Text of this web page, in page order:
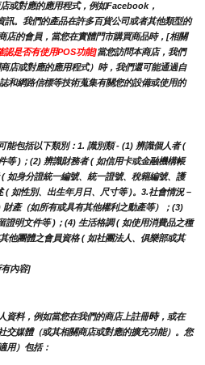
或對應的應用程式，例如Facebook，
。我們的產品在許多百貨公司或者其他類型的
店的會員，當您在實體門市購買商品時，[相關
認是否有使用POS功能]當您訪問本商店，我們
店或對應的應用程式）時，我們還可能通過自
和網路信標等技術蒐集有關您的設備或使用的
能包括以下類別：1. 識別類 - (1) 辨識個人者 (
等 )；(2) 辨識財務者 ( 如信用卡或金融機構帳
如身分證統一編號、統一證號、稅籍編號、護
( 如性別、出生年月日、尺寸等 )。3.社會情況 –
產（如所有或具有其他權利之動產等）；(3)
證明文件等 )；(4) 生活格調 ( 如使用消費品之種
他團體之會員資格 ( 如社團法人、俱樂部或其
內容]
資料，例如當您在我們的商店上註冊時，或在
交媒體（或其相關商店或對應的擴充功能）。您
用）包括：